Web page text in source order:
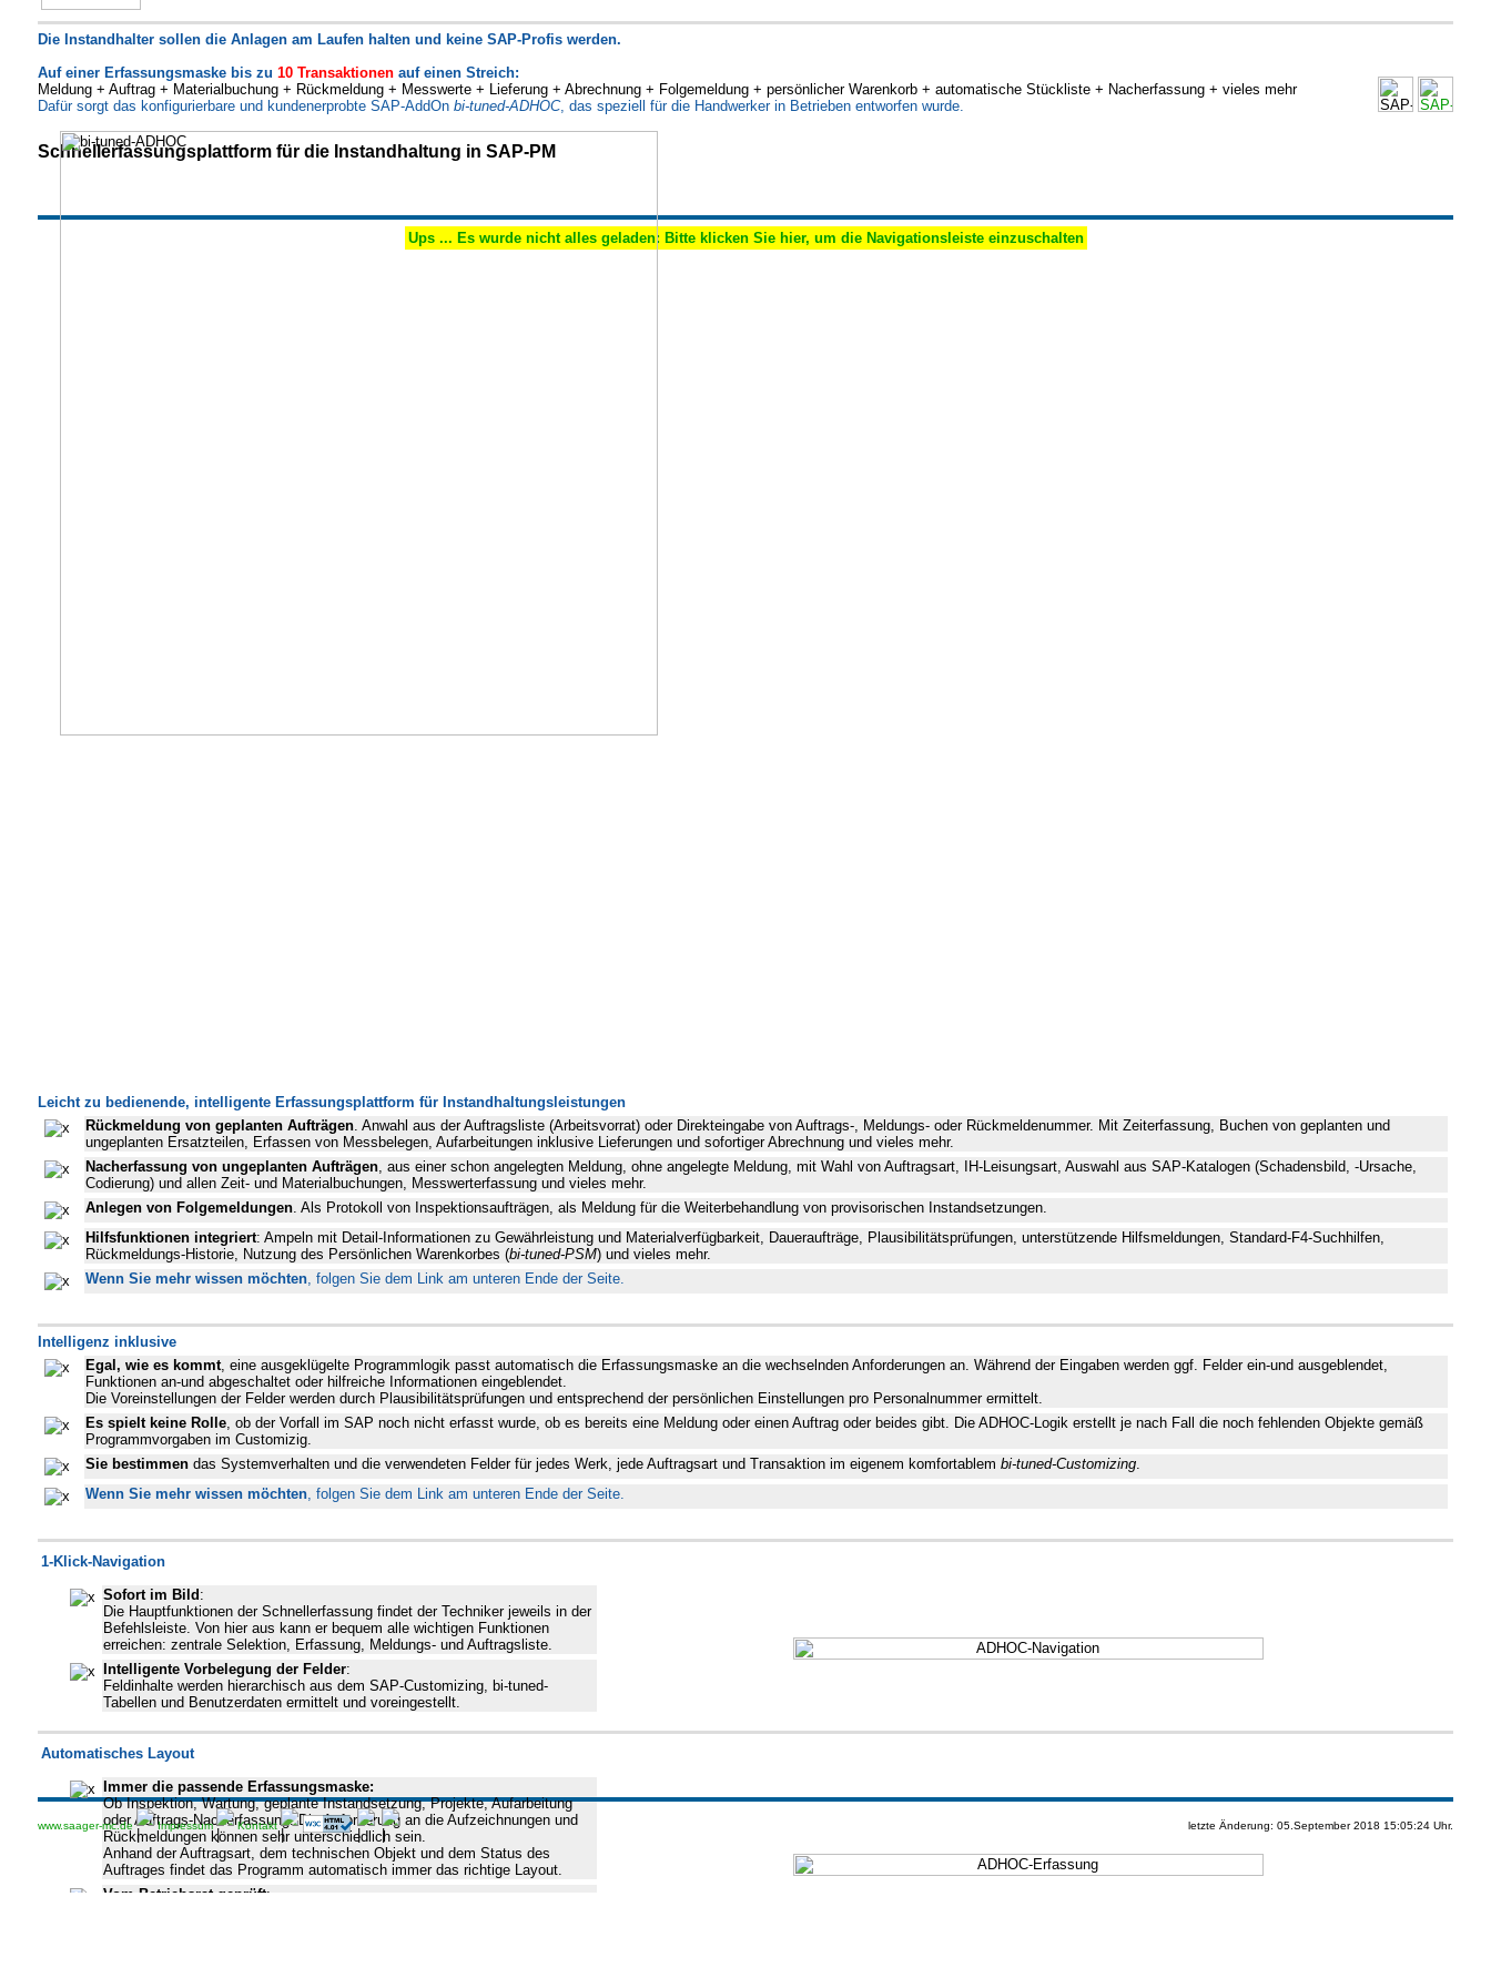
Schnellerfassungsplattform für die Instandhaltung in SAP-PM
Ups ... Es wurde nicht alles geladen: Bitte klicken Sie hier, um die Navigationsleiste einzuschalten
Die Instandhalter sollen die Anlagen am Laufen halten und keine SAP-Profis werden.
Auf einer Erfassungsmaske bis zu 10 Transaktionen auf einen Streich:
Meldung + Auftrag + Materialbuchung + Rückmeldung + Messwerte + Lieferung + Abrechnung + Folgemeldung + persönlicher Warenkorb + automatische Stückliste + Nacherfassung + vieles mehr
Dafür sorgt das konfigurierbare und kundenerprobte SAP-AddOn bi-tuned-ADHOC, das speziell für die Handwerker in Betrieben entworfen wurde.
Leicht zu bedienende, intelligente Erfassungsplattform für Instandhaltungsleistungen
Rückmeldung von geplanten Aufträgen. Anwahl aus der Auftragsliste (Arbeitsvorrat) oder Direkteingabe von Auftrags-, Meldungs- oder Rückmeldenummer. Mit Zeiterfassung, Buchen von geplanten und
ungeplanten Ersatzteilen, Erfassen von Messbelegen, Aufarbeitungen inklusive Lieferungen und sofortiger Abrechnung und vieles mehr.
Nacherfassung von ungeplanten Aufträgen, aus einer schon angelegten Meldung, ohne angelegte Meldung, mit Wahl von Auftragsart, IH-Leisungsart, Auswahl aus SAP-Katalogen (Schadensbild, -Ursache,
Codierung) und allen Zeit- und Materialbuchungen, Messwerterfassung und vieles mehr.
Anlegen von Folgemeldungen. Als Protokoll von Inspektionsaufträgen, als Meldung für die Weiterbehandlung von provisorischen Instandsetzungen.
Hilfsfunktionen integriert: Ampeln mit Detail-Informationen zu Gewährleistung und Materialverfügbarkeit, Daueraufträge, Plausibilitätsprüfungen, unterstützende Hilfsmeldungen, Standard-F4-Suchhilfen,
Rückmeldungs-Historie, Nutzung des Persönlichen Warenkorbes (bi-tuned-PSM) und vieles mehr.
Wenn Sie mehr wissen möchten, folgen Sie dem Link am unteren Ende der Seite.
Intelligenz inklusive
Egal, wie es kommt, eine ausgeklügelte Programmlogik passt automatisch die Erfassungsmaske an die wechselnden Anforderungen an. Während der Eingaben werden ggf. Felder ein-und ausgeblendet,
Funktionen an-und abgeschaltet oder hilfreiche Informationen eingeblendet.
Die Voreinstellungen der Felder werden durch Plausibilitätsprüfungen und entsprechend der persönlichen Einstellungen pro Personalnummer ermittelt.
Es spielt keine Rolle, ob der Vorfall im SAP noch nicht erfasst wurde, ob es bereits eine Meldung oder einen Auftrag oder beides gibt. Die ADHOC-Logik erstellt je nach Fall die noch fehlenden Objekte gemäß
Programmvorgaben im Customizig.
Sie bestimmen das Systemverhalten und die verwendeten Felder für jedes Werk, jede Auftragsart und Transaktion im eigenem komfortablem bi-tuned-Customizing.
Wenn Sie mehr wissen möchten, folgen Sie dem Link am unteren Ende der Seite.
1-Klick-Navigation
Sofort im Bild :
Die Hauptfunktionen der Schnellerfassung findet der Techniker jeweils in der
Befehlsleiste. Von hier aus kann er bequem alle wichtigen Funktionen
erreichen: zentrale Selektion, Erfassung, Meldungs- und Auftragsliste.
Intelligente Vorbelegung der Felder:
Feldinhalte werden hierarchisch aus dem SAP-Customizing, bi-tuned-
Tabellen und Benutzerdaten ermittelt und voreingestellt.
Automatisches Layout
Immer die passende Erfassungsmaske:
Ob Inspektion, Wartung, geplante Instandsetzung, Projekte, Aufarbeitung
oder Auftrags-Nacherfassung. Die Anforderung an die Aufzeichnungen und
Rückmeldungen können sehr unterschiedlich sein.
Anhand der Auftragsart, dem technischen Objekt und dem Status des
Auftrages findet das Programm automatisch immer das richtige Layout.
Vom Betriebsrat geprüft:
www.saager-mc.de Impressum Kontakt letzte Änderung: 05.September 2018 15:05:24 Uhr.